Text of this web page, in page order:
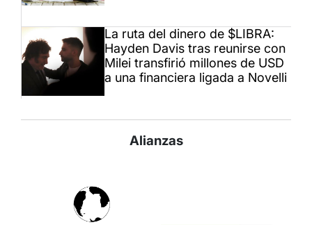
La ruta del dinero de $LIBRA:
Hayden Davis tras reunirse con
Milei transfirió millones de USD
a una financiera ligada a Novelli
Alianzas